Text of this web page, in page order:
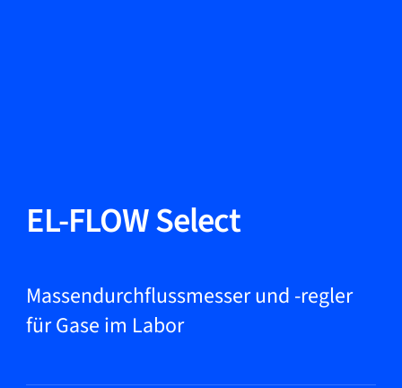
Produkte
Märkte
EL-FLOW Select
Massendurchflussmesser und -regler
für Gase im Labor